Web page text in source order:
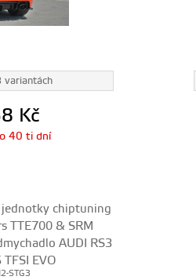
variantách
Kč
40 ti dní
jednotky chiptuning
TTE700 & SRM
AUDI RS3
TFSI EVO
STG3